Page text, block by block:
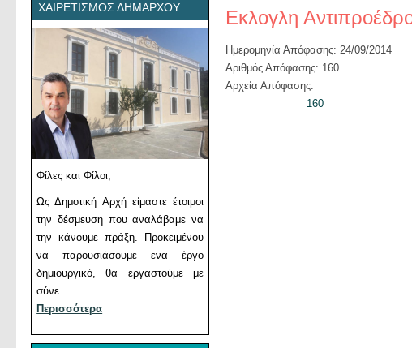
ΧΑΙΡΕΤΙΣΜΌΣ ΔΗΜΆΡΧΟΥ
Φίλες και Φίλοι,
Ως Δημοτική Αρχή είμαστε έτοιμοι
την δέσμευση που αναλάβαμε να
την κάνουμε πράξη. Προκειμένου
να παρουσιάσουμε ενα έργο
δημιουργικό, θα εργαστούμε με
σύνε...
Περισσότερα
Εκλογλη
Ημερομηνία Απόφασης: 24/09/2014
Αριθμός Απόφασης: 160
Αρχεία Απόφασης:
160